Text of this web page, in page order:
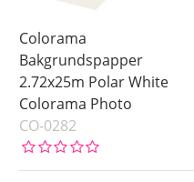
Colorama
Bakgrundspapper
2.72x25m Polar White
Colorama Photo
CO-0282